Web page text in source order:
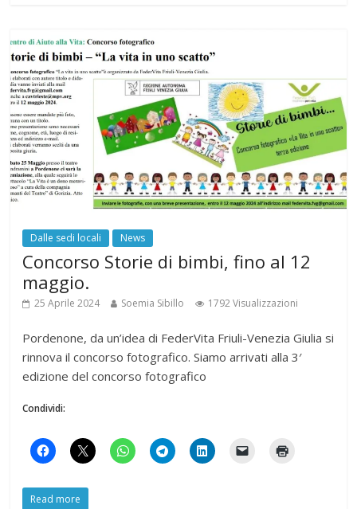
Dalle sedi locali News
Concorso Storie di bimbi, fino al 12
maggio.
25 Aprile 2024 Soemia Sibillo 1792 Visualizzazioni
Pordenone, da un’idea di FederVita Friuli-Venezia Giulia si
rinnova il concorso fotografico. Siamo arrivati alla 3′
edizione del concorso fotografico
Condividi:
Read more